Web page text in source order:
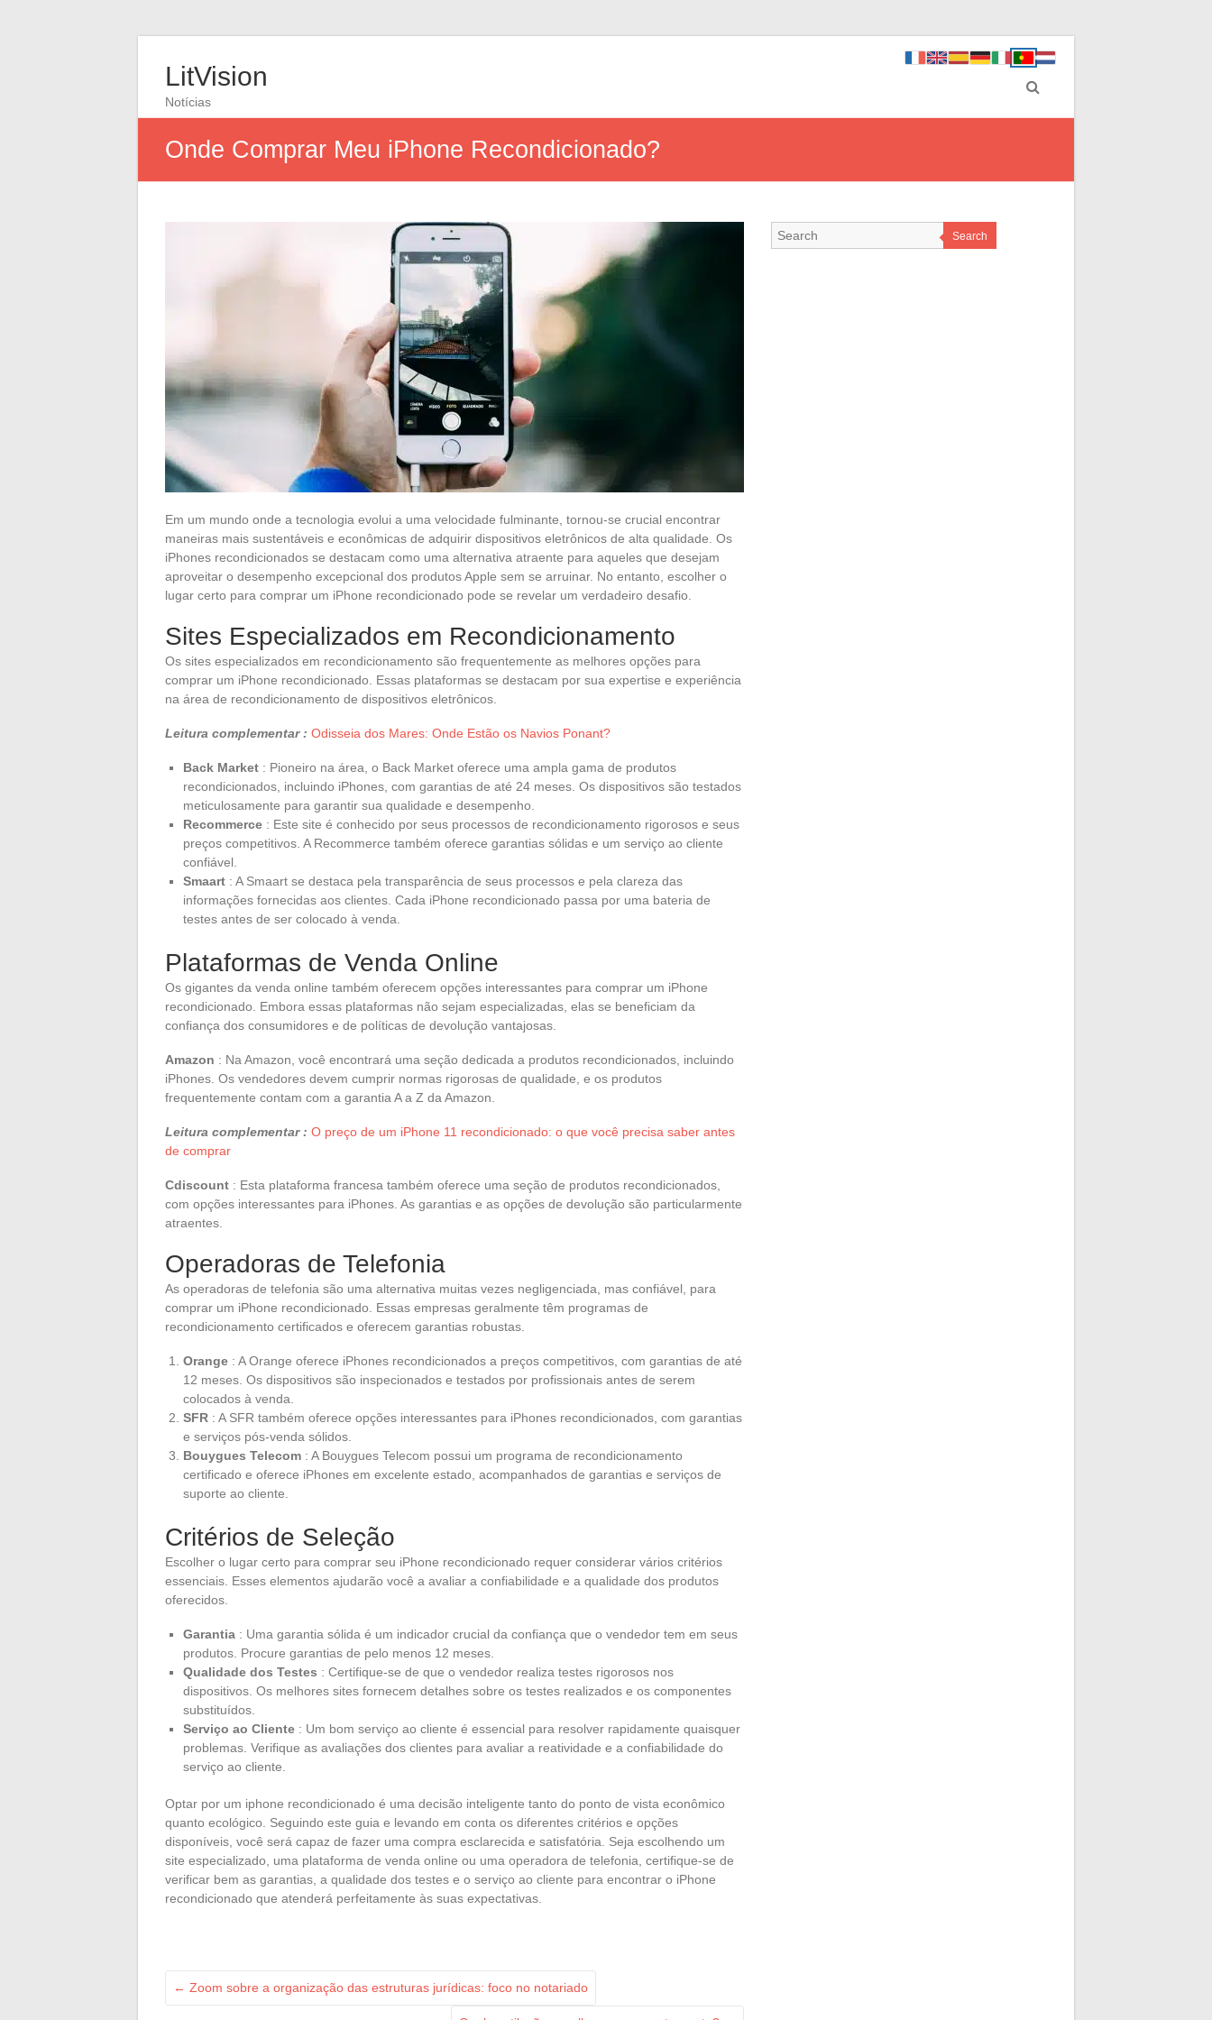
LitVision
Notícias
Onde Comprar Meu iPhone Recondicionado?
Em um mundo onde a tecnologia evolui a uma velocidade fulminante, tornou-se crucial encontrar
maneiras mais sustentáveis e econômicas de adquirir dispositivos eletrônicos de alta qualidade. Os
iPhones recondicionados se destacam como uma alternativa atraente para aqueles que desejam
aproveitar o desempenho excepcional dos produtos Apple sem se arruinar. No entanto, escolher o
lugar certo para comprar um iPhone recondicionado pode se revelar um verdadeiro desafio.
Sites Especializados em Recondicionamento
Os sites especializados em recondicionamento são frequentemente as melhores opções para
comprar um iPhone recondicionado. Essas plataformas se destacam por sua expertise e experiência
na área de recondicionamento de dispositivos eletrônicos.
Leitura complementar : Odisseia dos Mares: Onde Estão os Navios Ponant?
Back Market : Pioneiro na área, o Back Market oferece uma ampla gama de produtos
recondicionados, incluindo iPhones, com garantias de até 24 meses. Os dispositivos são testados
meticulosamente para garantir sua qualidade e desempenho.
Recommerce : Este site é conhecido por seus processos de recondicionamento rigorosos e seus
preços competitivos. A Recommerce também oferece garantias sólidas e um serviço ao cliente
confiável.
Smaart : A Smaart se destaca pela transparência de seus processos e pela clareza das
informações fornecidas aos clientes. Cada iPhone recondicionado passa por uma bateria de
testes antes de ser colocado à venda.
Plataformas de Venda Online
Os gigantes da venda online também oferecem opções interessantes para comprar um iPhone
recondicionado. Embora essas plataformas não sejam especializadas, elas se beneficiam da
confiança dos consumidores e de políticas de devolução vantajosas.
Amazon : Na Amazon, você encontrará uma seção dedicada a produtos recondicionados, incluindo
iPhones. Os vendedores devem cumprir normas rigorosas de qualidade, e os produtos
frequentemente contam com a garantia A a Z da Amazon.
Leitura complementar : O preço de um iPhone 11 recondicionado: o que você precisa saber antes
de comprar
Cdiscount : Esta plataforma francesa também oferece uma seção de produtos recondicionados,
com opções interessantes para iPhones. As garantias e as opções de devolução são particularmente
atraentes.
Operadoras de Telefonia
As operadoras de telefonia são uma alternativa muitas vezes negligenciada, mas confiável, para
comprar um iPhone recondicionado. Essas empresas geralmente têm programas de
recondicionamento certificados e oferecem garantias robustas.
Orange : A Orange oferece iPhones recondicionados a preços competitivos, com garantias de até
12 meses. Os dispositivos são inspecionados e testados por profissionais antes de serem
colocados à venda.
SFR : A SFR também oferece opções interessantes para iPhones recondicionados, com garantias
e serviços pós-venda sólidos.
Bouygues Telecom : A Bouygues Telecom possui um programa de recondicionamento
certificado e oferece iPhones em excelente estado, acompanhados de garantias e serviços de
suporte ao cliente.
Critérios de Seleção
Escolher o lugar certo para comprar seu iPhone recondicionado requer considerar vários critérios
essenciais. Esses elementos ajudarão você a avaliar a confiabilidade e a qualidade dos produtos
oferecidos.
Garantia : Uma garantia sólida é um indicador crucial da confiança que o vendedor tem em seus
produtos. Procure garantias de pelo menos 12 meses.
Qualidade dos Testes : Certifique-se de que o vendedor realiza testes rigorosos nos
dispositivos. Os melhores sites fornecem detalhes sobre os testes realizados e os componentes
substituídos.
Serviço ao Cliente : Um bom serviço ao cliente é essencial para resolver rapidamente quaisquer
problemas. Verifique as avaliações dos clientes para avaliar a reatividade e a confiabilidade do
serviço ao cliente.
Optar por um iphone recondicionado é uma decisão inteligente tanto do ponto de vista econômico
quanto ecológico. Seguindo este guia e levando em conta os diferentes critérios e opções
disponíveis, você será capaz de fazer uma compra esclarecida e satisfatória. Seja escolhendo um
site especializado, uma plataforma de venda online ou uma operadora de telefonia, certifique-se de
verificar bem as garantias, a qualidade dos testes e o serviço ao cliente para encontrar o iPhone
recondicionado que atenderá perfeitamente às suas expectativas.
← Zoom sobre a organização das estruturas jurídicas: foco no notariado
Search